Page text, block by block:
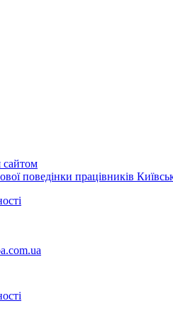
сайтом
поведінки працівників